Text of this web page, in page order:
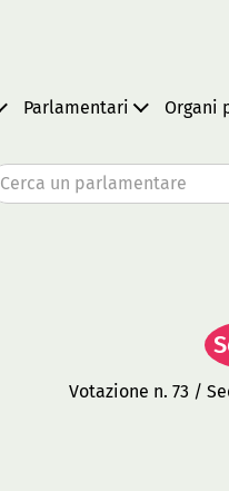
Parlamentari Organi
Cerca un parlamentare
Votazione n. 73 /